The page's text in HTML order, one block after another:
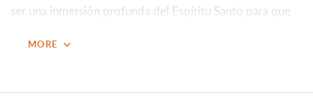
ser una inmersión profunda del Espíritu Santo para que
el Espíritu en nuestras vidas. Queremos ser una iglesia
MORE expand_more